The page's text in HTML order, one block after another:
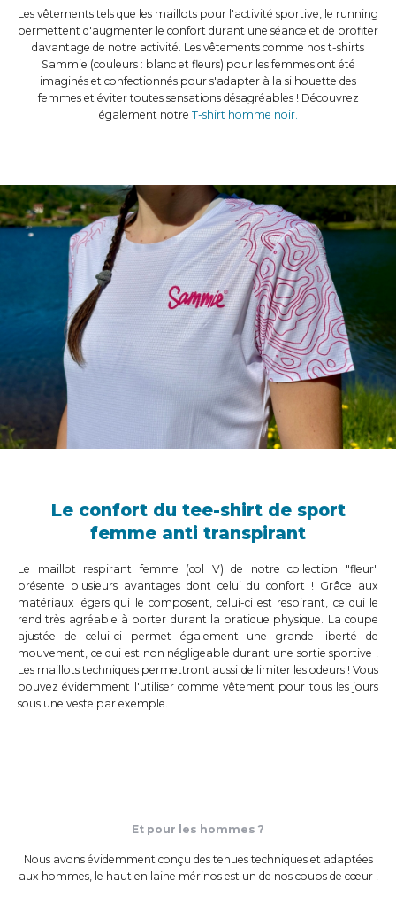
Les vêtements tels que les maillots pour l'activité sportive, le running
permettent d'augmenter le confort durant une séance et de profiter
davantage de notre activité. Les vêtements comme nos t-shirts
Sammie (couleurs : blanc et fleurs) pour les femmes ont été
imaginés et confectionnés pour s'adapter à la silhouette des
femmes et éviter toutes sensations désagréables ! Découvrez
également notre T-shirt homme noir.
Le confort du tee-shirt de sport
femme anti transpirant
Le maillot respirant femme (col V) de notre collection "fleur"
présente plusieurs avantages dont celui du confort ! Grâce aux
matériaux légers qui le composent, celui-ci est respirant, ce qui le
rend très agréable à porter durant la pratique physique. La coupe
ajustée de celui-ci permet également une grande liberté de
mouvement, ce qui est non négligeable durant une sortie sportive !
Les maillots techniques permettront aussi de limiter les odeurs ! Vous
pouvez évidemment l'utiliser comme vêtement pour tous les jours
sous une veste par exemple.
Et pour les hommes ?
Nous avons évidemment conçu des tenues techniques et adaptées
aux hommes, le haut en laine mérinosest un de nos coups de cœur !